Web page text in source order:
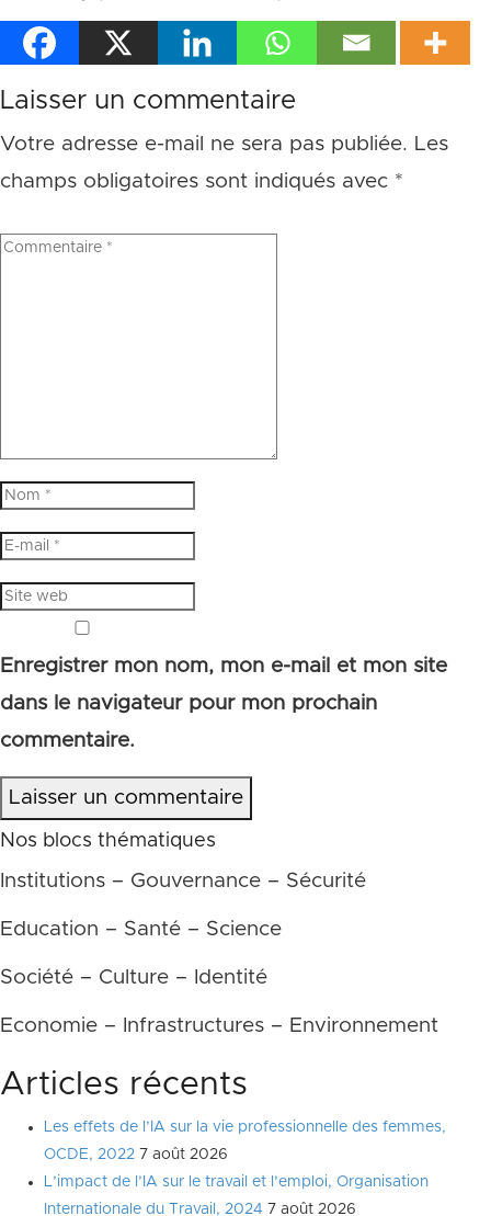
Laisser un commentaire
Votre adresse e-mail ne sera pas publiée. Les
champs obligatoires sont indiqués avec *
Enregistrer mon nom, mon e-mail et mon site
dans le navigateur pour mon prochain
commentaire.
Laisser un commentaire
Nos blocs thématiques
Institutions – Gouvernance – Sécurité
Education – Santé – Science
Société – Culture – Identité
Economie – Infrastructures – Environnement
Articles récents
Les effets de l’IA sur la vie professionnelle des femmes,
OCDE, 2022 7 août 2026
L’impact de l’IA sur le travail et l’emploi, Organisation
Internationale du Travail, 2024 7 août 2026